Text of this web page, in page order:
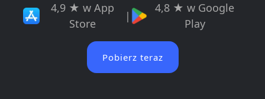
4,9 ★ w App
Store
|
4,8 ★ w Google
Play
Pobierz teraz